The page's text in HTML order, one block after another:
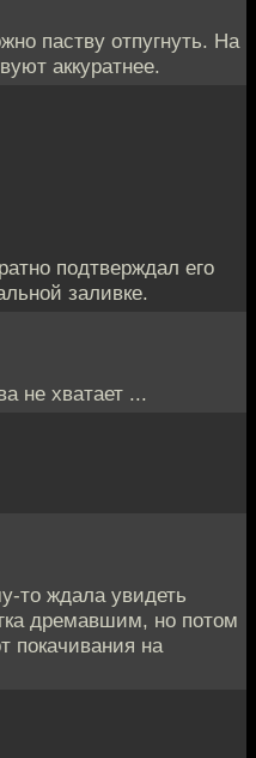
паству отпугнуть. На
аккуратнее.
подтверждал его
заливке.
не хватает ...
то ждала увидеть
дремавшим, но потом
покачивания на